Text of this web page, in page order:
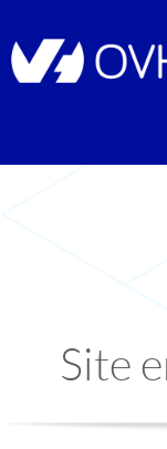
Site